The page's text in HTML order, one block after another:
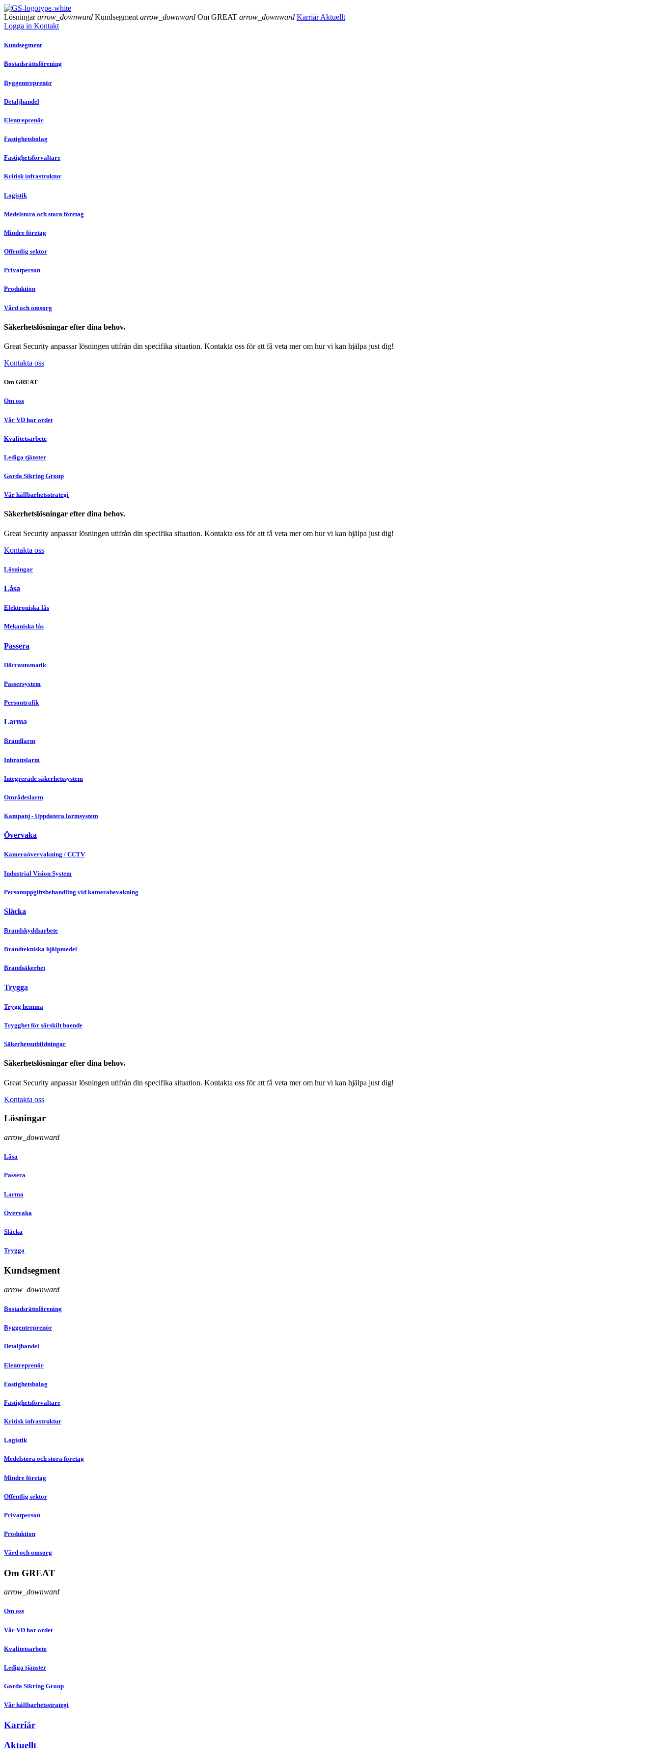
Lösningararrow_downward Kundsegment arrow_downward Om GREAT arrow_downward KarriärAktuellt
Logga in Kontakt
Kundsegment
Bostadsrättsförening
Byggentreprenör
Detaljhandel
Elentreprenör
Fastighetsbolag
Fastighetsförvaltare
Kritisk infrastruktur
Logistik
Medelstora och stora företag
Mindre företag
Offentlig sektor
Privatperson
Produktion
Vård och omsorg
Säkerhetslösningar efter dina behov.
Great Security anpassar lösningen utifrån din specifika situation. Kontakta oss för att få veta mer om hur vi kan hjälpa just dig!
Kontakta oss
Om GREAT
Om oss
Vår VD har ordet
Kvalitetsarbete
Lediga tjänster
Garda Sikring Group
Vår hållbarhetsstrategi
Säkerhetslösningar efter dina behov.
Great Security anpassar lösningen utifrån din specifika situation. Kontakta oss för att få veta mer om hur vi kan hjälpa just dig!
Kontakta oss
Lösningar
Låsa
Elektroniska lås
Mekaniska lås
Passera
Dörrautomatik
Passersystem
Persontrafik
Larma
Brandlarm
Inbrottslarm
Integrerade säkerhetssystem
Områdeslarm
Kampanj - Uppdatera larmsystem
Övervaka
Kameraövervakning / CCTV
Industrial Vision System
Personuppgiftsbehandling vid kamerabevakning
Släcka
Brandskyddsarbete
Brandtekniska hjälpmedel
Brandsäkerhet
Trygga
Trygg hemma
Trygghet för särskilt boende
Säkerhetsutbildningar
Säkerhetslösningar efter dina behov.
Great Security anpassar lösningen utifrån din specifika situation. Kontakta oss för att få veta mer om hur vi kan hjälpa just dig!
Kontakta oss
Lösningar
arrow_downward
Låsa
Passera
Larma
Övervaka
Släcka
Trygga
Kundsegment
arrow_downward
Bostadsrättsförening
Byggentreprenör
Detaljhandel
Elentreprenör
Fastighetsbolag
Fastighetsförvaltare
Kritisk infrastruktur
Logistik
Medelstora och stora företag
Mindre företag
Offentlig sektor
Privatperson
Produktion
Vård och omsorg
Om GREAT
arrow_downward
Om oss
Vår VD har ordet
Kvalitetsarbete
Lediga tjänster
Garda Sikring Group
Vår hållbarhetsstrategi
Karriär
Aktuellt